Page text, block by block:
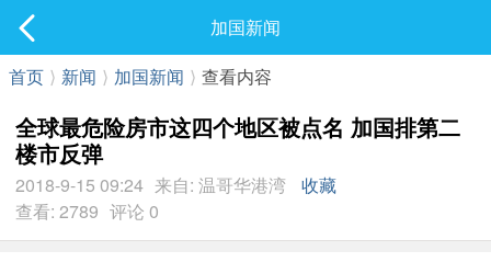
最新发表
加国新闻
首页 ⟩ 新闻 ⟩ 加国新闻 ⟩ 查看内容
全球最危险房市这四个地区被点名 加国排第二
楼市反弹
2018-9-15 09:24 来自: 温哥华港湾
收藏
查看: 2789 评论 0